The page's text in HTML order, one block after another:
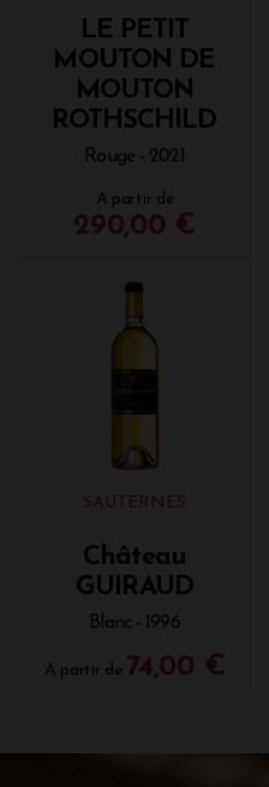
LE PETIT
MOUTON DE
MOUTON
ROTHSCHILD
Rouge - 2021
A partir de
290,00 €
SAUTERNES
Château
GUIRAUD
Blanc - 1996
A partir de 74,00 €